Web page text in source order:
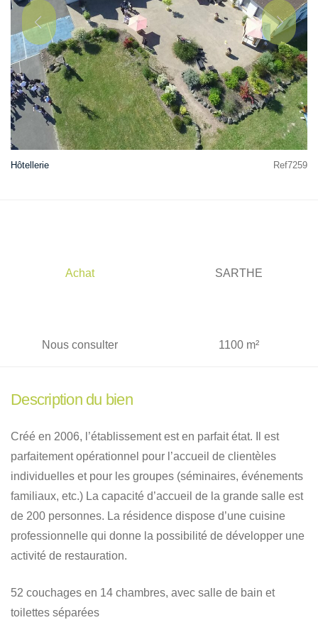
Hôtellerie Ref7259
Achat SARTHE
Nous consulter 1100 m²
Description du bien
Créé en 2006, l’établissement est en parfait état. Il est
parfaitement opérationnel pour l’accueil de clientèles
individuelles et pour les groupes (séminaires, événements
familiaux, etc.) La capacité d’accueil de la grande salle est
de 200 personnes. La résidence dispose d’une cuisine
professionnelle qui donne la possibilité de développer une
activité de restauration.
52 couchages en 14 chambres, avec salle de bain et
toilettes séparées